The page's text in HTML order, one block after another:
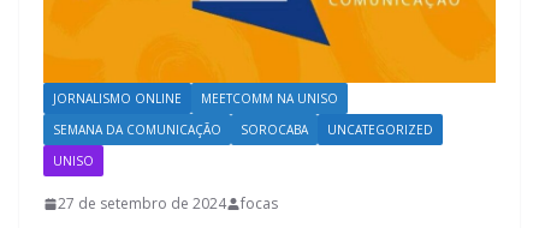
JORNALISMO ONLINE
MEETCOMM NA UNISO
SEMANA DA COMUNICAÇÃO
SOROCABA
UNCATEGORIZED
UNISO
27 de setembro de 2024 focas